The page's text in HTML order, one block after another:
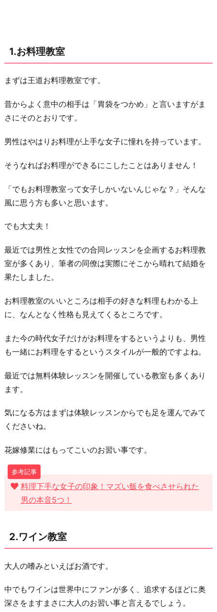
4.
菜
ム
リ
エ
座
わ
り
に
1.お料理教室
まずは王道お料理教室です。
昔からよく意中の相手は「胃袋をつかめ」と言いますがま
さにそのとおりです。
男性はやはりお料理が上手な女子に憧れを持っています。
そうなればお料理ができるにこしたことはありません！
「でもお料理教室って女子しかいないんじゃな？」そんな
風に思う方も多いと思います。
でも大丈夫！
最近では男性と女性での合同レッスンを企画するお料理教
室が多くあり、筆者の同僚は実際にそこから晴れて結婚を
果たしました。
お料理教室のいいところは相手の好きな料理もわかる上
に、なんとなく性格も見えてくるところです。
また今の時代女子だけがお料理をするというよりも、男性
も一緒にお料理をするというスタイルが一般的ですよね。
最近では無料体験レッスンを開催している教室も多くあり
ます。
気になる方はまずは体験レッスンからでも足を運んでみて
くださいね。
花嫁修業にはもってこいのお習い事です。
料理下手な女子の印象！マズい飯を食べさせられた
男の本音5つ！
2.ワイン教室
大人の嗜みといえばお酒です。
中でもワインは世界中にファンが多く、追求するほどに奥
深さをますまさに大人のお習い事と言えるでしょう。